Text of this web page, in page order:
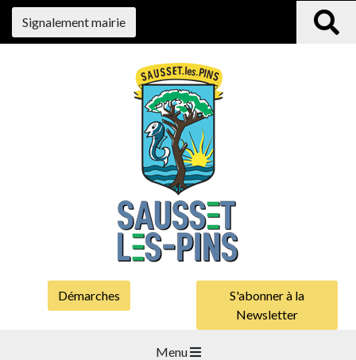
Signalement mairie
Démarches
S'abonner à la
Newsletter
Menu